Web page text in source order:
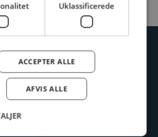
Uklassificerede
ACCEPTER ALLE
AFVIS ALLE